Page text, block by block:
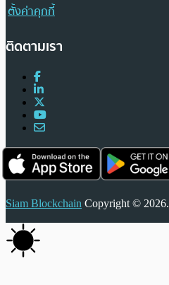
ตั้งค่าคุกกี้
ติดตามเรา
Siam Blockchain Copyright © 2026.